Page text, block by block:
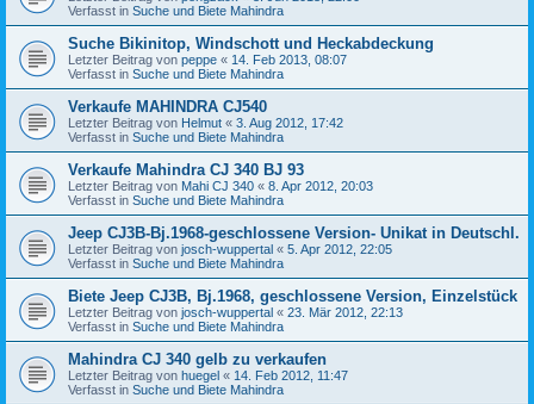
Verfasst in Suche und Biete Mahindra
Suche Bikinitop, Windschott und Heckabdeckung
Letzter Beitrag von peppe « 14. Feb 2013, 08:07
Verfasst in Suche und Biete Mahindra
Verkaufe MAHINDRA CJ540
Letzter Beitrag von Helmut « 3. Aug 2012, 17:42
Verfasst in Suche und Biete Mahindra
Verkaufe Mahindra CJ 340 BJ 93
Letzter Beitrag von Mahi CJ 340 « 8. Apr 2012, 20:03
Verfasst in Suche und Biete Mahindra
Jeep CJ3B-Bj.1968-geschlossene Version- Unikat in Deutschl.
Letzter Beitrag von josch-wuppertal « 5. Apr 2012, 22:05
Verfasst in Suche und Biete Mahindra
Biete Jeep CJ3B, Bj.1968, geschlossene Version, Einzelstück
Letzter Beitrag von josch-wuppertal « 23. Mär 2012, 22:13
Verfasst in Suche und Biete Mahindra
Mahindra CJ 340 gelb zu verkaufen
Letzter Beitrag von huegel « 14. Feb 2012, 11:47
Verfasst in Suche und Biete Mahindra